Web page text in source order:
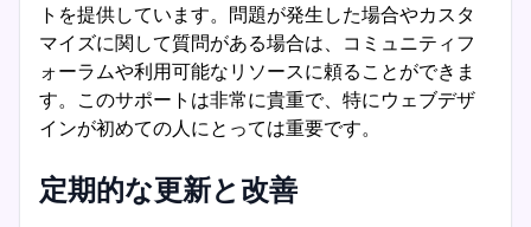
トを提供しています。問題が発生した場合やカスタ
マイズに関して質問がある場合は、コミュニティフ
ォーラムや利用可能なリソースに頼ることができま
す。このサポートは非常に貴重で、特にウェブデザ
インが初めての人にとっては重要です。
定期的な更新と改善